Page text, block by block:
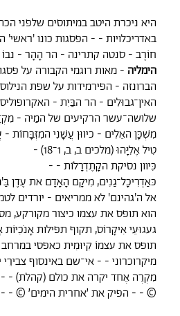
היא ניכרת היטב במיתוסים שלפני
באדריכלויות - - הפסגות כונו
חוֹרֶב - סנטה קתרינה - הר הָהָר - נבוֹ
הימליה - מאות רוגמי הקבורה על
הברונזה - הפירמידות על שפת
האין־גבוּלִים - הר הבַּיִת -
שלושה־עשר הרקיעים של המַיה -
מִשְׁכָּן האֵלִים - כיווּן עֲשָׁנִי המִזְבָּחוֹת -
טִיל אֶלִיָּהוּ (מלכים ב, ב, 1־18) -
כִּיוון נסיקת הקָתֶדְרָלוֹת - -
כּאַדְרִיכָל־גַנִים, מִיקָם הָאָדָם את עֶדֶן
אל ה'גהינם' לא ממריאים - יורדים
הוא תופס את עצמו כיצור מקורקע,
געגוּעֵי אִיקָרוֹס, תקוף תפילות
תופס את עצמוֹ קִיוּמִית כאפסי
מיקרוכרוני - - אי־שם באינסוף
מִקְרֶה אֶחד יקרה את כולם (קהלת) -
© - - הפיק את ׳אחרית הימים׳ © -